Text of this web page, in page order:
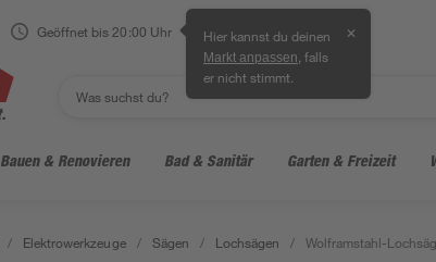
Geöffnet bis 20:00 Uhr Hier kannst du deinen
Markt anpassen , falls
er nicht stimmt.
✕
Bauen & Renovieren Bad & Sanitär Garten & Freizeit
/ Elektrowerkzeuge / Sägen / Lochsägen / Wolframstahl-